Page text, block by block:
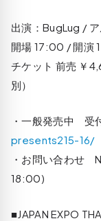
出演：BugLug /
開場 17:00 / 開演
チケット 前売 ￥
別）
・一般発売中 受
presents215-16/
・お問い合わせ
18:00)
■JAPAN EXPO